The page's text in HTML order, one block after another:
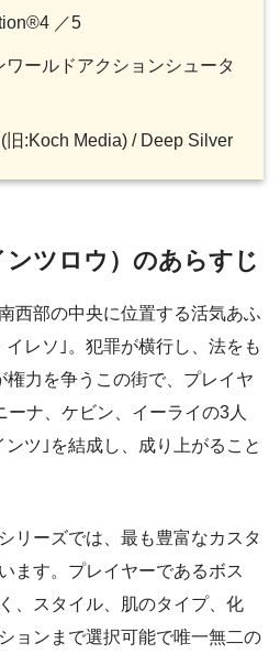
／5
ワールドアクションシュータ
旧:Koch Media) / Deep Silver
ツロウ）のあらすじ
西部の中央に位置する活気あふ
レソ｣。犯罪が横行し、法をも
力を争うこの街で、プレイヤ
ーナ、ケビン、イーライの3人
ツ｣を結成し、成り上がること
リーズでは、最も豊富なカスタ
ます。プレイヤーであるボス
、スタイル、肌のタイプ、化
ョンまで選択可能で唯一無二の